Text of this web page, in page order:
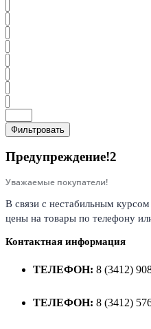
Фильтровать
Предупреждение!2
Уважаемые покупатели!
В связи с нестабильным
цены на товары по телефону
Контактная информация
ТЕЛЕФОН: 8 (3412)
ТЕЛЕФОН: 8 (3412)